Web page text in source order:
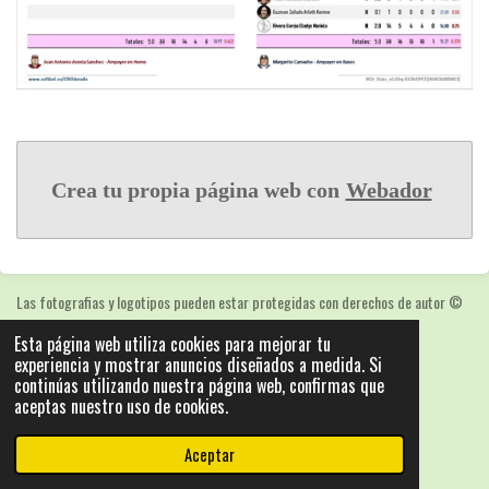
Esta página web utiliza cookies para mejorar tu
experiencia y mostrar anuncios diseñados a medida. Si
continúas utilizando nuestra página web, confirmas que
aceptas nuestro uso de cookies.
Aceptar
Crea tu propia página web con Webador
Las fotografias y logotipos pueden estar protegidas con derechos de autor©
2025: Statics - by ISCRLopez APP_Stats_v5.103
Con la tecnología deWebador